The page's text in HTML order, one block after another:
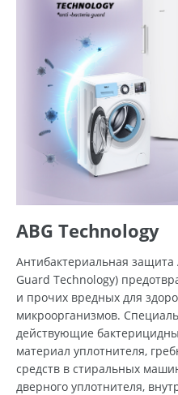
ABG Technology
Антибактериальная защита
Guard Technology)
и прочих вредных для
микроорганизмов.
действующие
материал уплотнителя,
средств в стиральных
дверного уплотнителя,